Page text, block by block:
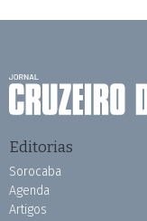
Editorias
Sorocaba
Agenda
Artigos